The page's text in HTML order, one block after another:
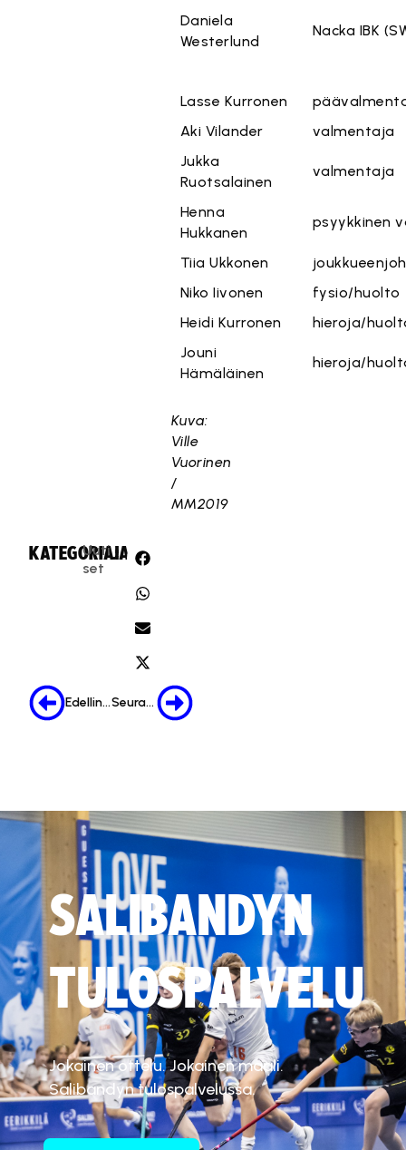
Daniela
Westerlund
Nacka IBK
Lasse Kurronen
Aki Vilander
valmentaja
Jukka
Ruotsalainen
valmentaja
Henna
Hukkanen
psyykkinen
Tiia Ukkonen
Niko Iivonen
fysio/huolto
Heidi Kurronen
hieroja/
Jouni
Hämäläinen
hieroja/
Kuva:
Ville
Vuorinen
/
MM2019
KATEGORIA:
Uuti
set
JAA:
Edellinen Seuraava
SALIBANDYN
TULOSPALVELU
Jokainen ottelu. Jokainen maali.
Salibandyn tulospalvelussa.